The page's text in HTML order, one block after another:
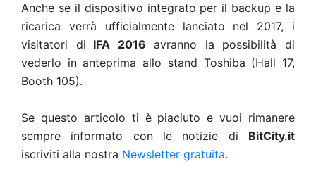
Anche se il dispositivo integrato per il backup e la
ricarica verrà ufficialmente lanciato nel 2017, i
visitatori di IFA 2016 avranno la possibilità di
vederlo in anteprima allo stand Toshiba (Hall 17,
Booth 105).
Se questo articolo ti è piaciuto e vuoi rimanere
sempre informato con le notizie di BitCity.it
iscriviti alla nostra Newsletter gratuita.